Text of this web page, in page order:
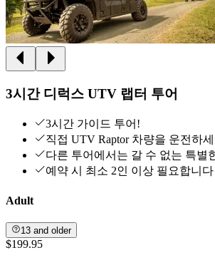
3시간 디럭스 UTV 랩터 투어
3시간 가이드 투어!
직접 UTV Raptor 차량을 운전하
다른 투어에서는 갈 수 없는 특별
예약 시 최소 2인 이상 필요합니다
Adult
13 and older
$199.95